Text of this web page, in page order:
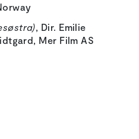
, Dir. Emilie
Mer Film AS